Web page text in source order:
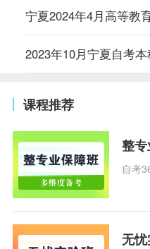
宁夏2024年4月高等教
2023年10月宁夏自考
课程推荐
整
自考
无